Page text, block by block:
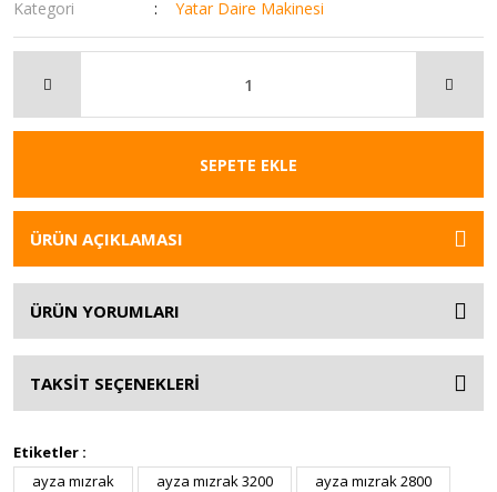
Kategori Yatar Daire Makinesi
SEPETE EKLE
ÜRÜN AÇIKLAMASI
ÜRÜN YORUMLARI
TAKSİT SEÇENEKLERİ
Etiketler :
ayza mızrak
ayza mızrak 3200
ayza mızrak 2800